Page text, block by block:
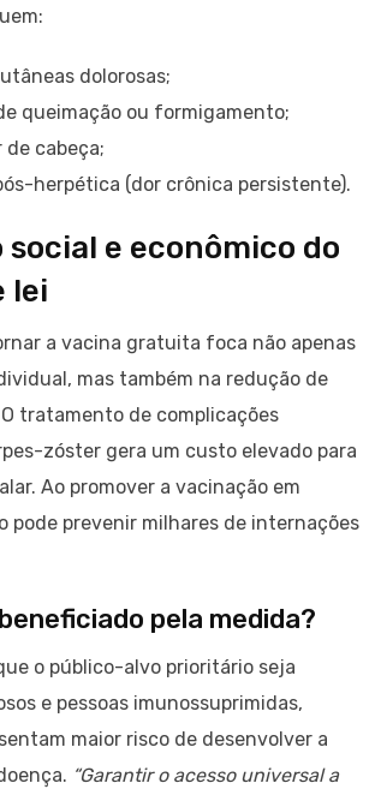
dolorosas;
queimação ou formigamento;
de cabeça;
herpética (dor crônica persistente).
social e econômico do
lei
a vacina gratuita foca não apenas
mas também na redução de
tratamento de complicações
zóster gera um custo elevado para
Ao promover a vacinação em
pode prevenir milhares de internações
pela medida?
o público-alvo prioritário seja
e pessoas imunossuprimidas,
maior risco de desenvolver a
“Garantir o acesso universal a